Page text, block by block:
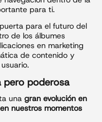
para ti.
para el futuro del
de los álbumes
en marketing
de contenido y
pero poderosa
una gran evolución en
nuestros momentos